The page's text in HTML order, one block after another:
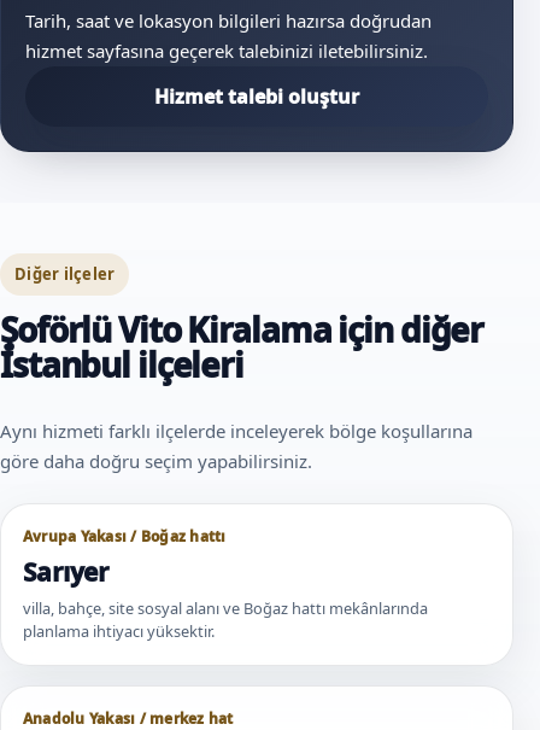
Tarih, saat ve lokasyon bilgileri hazırsa doğrudan
hizmet sayfasına geçerek talebinizi iletebilirsiniz.
Hizmet talebi oluştur
Diğer ilçeler
Şoförlü Vito Kiralama için diğer
İstanbul ilçeleri
Aynı hizmeti farklı ilçelerde inceleyerek bölge koşullarına
göre daha doğru seçim yapabilirsiniz.
Avrupa Yakası / Boğaz hattı
Sarıyer
villa, bahçe, site sosyal alanı ve Boğaz hattı mekânlarında
planlama ihtiyacı yüksektir.
Anadolu Yakası / merkez hat